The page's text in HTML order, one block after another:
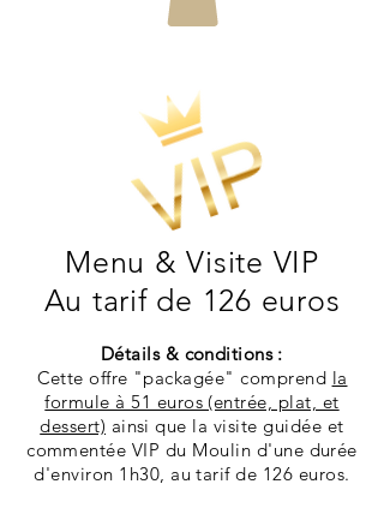
Menu & Visite VIP
Au tarif de 126 euros
Détails & conditions :
Cette offre "packagée" comprend la
formule à 51 euros (entrée, plat, et
dessert) ainsi que la visite guidée et
commentée VIP du Moulin d'une durée
d'environ 1h30, au tarif de 126 euros.